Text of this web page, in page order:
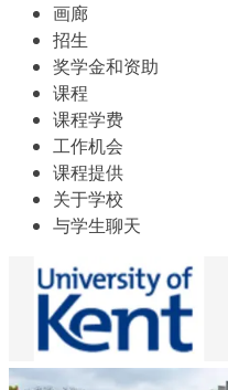
画廊
招生
奖学金和资助
课程
课程学费
工作机会
课程提供
关于学校
与学生聊天